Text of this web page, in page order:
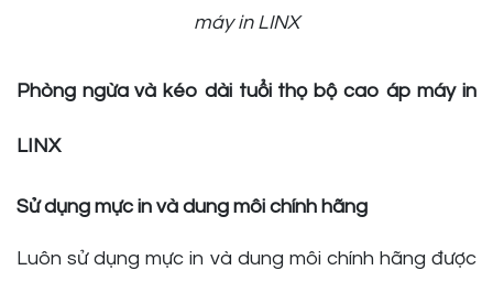
máy in LINX
Phòng ngừa và kéo dài tuổi thọ bộ cao áp máy in
LINX
Sử dụng mực in và dung môi chính hãng
Luôn sử dụng mực in và dung môi chính hãng được